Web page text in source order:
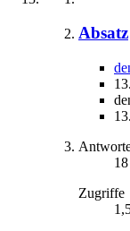
Absatz
18
Zugriffe